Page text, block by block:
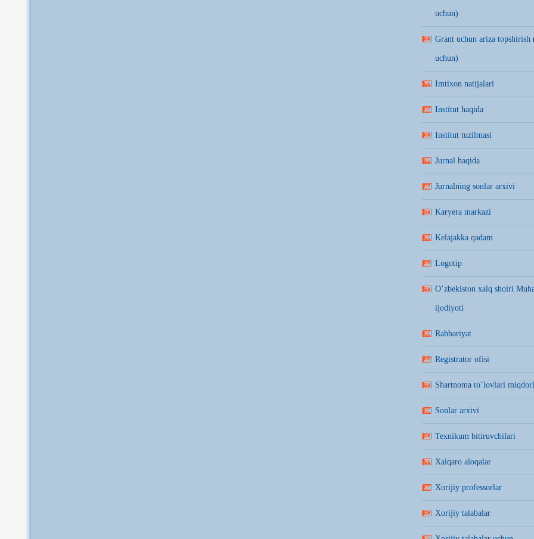
uchun)
Grant uchun ariza topshirish
uchun)
Imtixon natijalari
Institut haqida
Institut tuzilmasi
Jurnal haqida
Jurnalning sonlar arxivi
Karyera markazi
Kelajakka qadam
Logotip
O’zbekiston xalq shoiri
ijodiyoti
Rahbariyat
Registrator ofisi
Shartnoma to’lovlari
Sonlar arxivi
Texnikum bitiruvchilari
Xalqaro aloqalar
Xorijiy professorlar
Xorijiy talabalar